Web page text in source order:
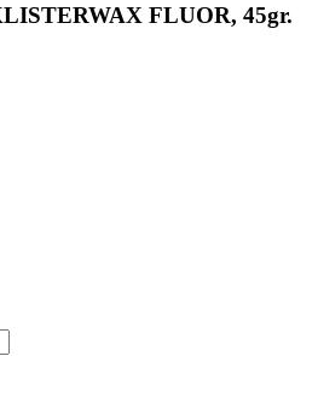
FLUOR, 45gr.